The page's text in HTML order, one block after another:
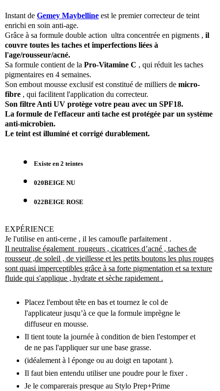
Instant de Gemey Maybelline est le premier correcteur de teint
enrichi en soin anti-age.
Grâce à sa formule double action ultra concentrée en pigments , il
couvre toutes les taches et imperfections liées à
l'age/rousseur/acné.
Sa formule contient de la Pro-Vitamine C , qui réduit les taches
pigmentaires en 4 semaines.
Son embout mousse exclusif est constitué de milliers de micro-
fibre , qui facilitent l'application du correcteur.
Son filtre Anti UV protège votre peau avec un SPF18.
La formule de l'effaceur anti tache est protégée par un système
anti-microbien.
Le teint est illuminé et corrigé durablement.
Existe en 2 teintes
020BEIGE NU
022BEIGE ROSE
EXPÉRIENCE
Je l'utilise en anti-cerne , il les camoufle parfaitement .
Il neutralise également rougeurs , cicatrices d’acné , taches de
rousseur ,de soleil , de vieillesse et les petits boutons les plus rouges
sont quasi imperceptibles grâce à sa forte pigmentation et sa texture
fluide qui s'applique , hydrate et sèche rapidement .
Placez l'embout tête en bas et tournez le col de
l'applicateur jusqu’à ce que la formule imprègne le
diffuseur en mousse.
Il tient toute la journée à condition de bien l'estomper et
de ne pas l'appliquer sur une base grasse.
(idéalement à l éponge ou au doigt en tapotant ).
Il faut bien entendu utiliser une poudre pour le fixer .
Je le comparerais presque au Stylo Prep+Prime